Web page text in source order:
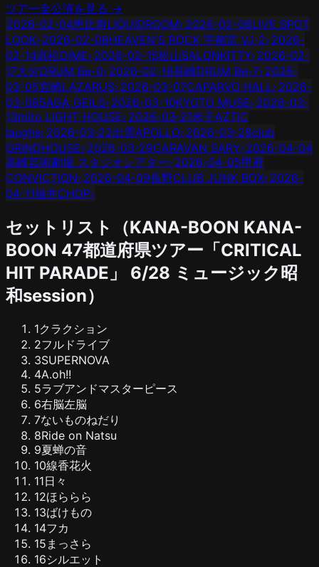
ツアー全公演を見る →
2026-02-04恵比寿LIQUIDROOM› 2026-02-06LIVE SPOT
LOOK› 2026-02-08HEAVEN'S ROCK 宇都宮 VJ-2› 2026-
02-14高松DIME› 2026-02-15松山SALONKITTY› 2026-02-
17大分DRUM Be-0› 2026-02-18長崎DRUM Be-7› 2026-
03-05宮崎LAZARUS› 2026-03-07CAPARVO HALL› 2026-
03-08SAGA GEILS› 2026-03-10KYOTO MUSE› 2026-03-
13mito LIGHT HOUSE› 2026-03-21米子AZTiC
laughs› 2026-03-22出雲APOLLO› 2026-03-28club
GRINDHOUSE› 2026-03-29CARAVAN SARY› 2026-04-04
高崎芸術劇場 スタジオシアター› 2026-04-05甲府
CONVICTION› 2026-04-09長野CLUB JUNK BOX› 2026-
04-11福井CHOP›
セットリスト（KANA-BOON KANA-
BOON 47都道府県ツアー「CRITICAL
HIT PARADE」
6/28 ミュージック昭
和session）
1クラクション
2フルドライブ
3SUPERNOVA
4A.oh!!
5ラブアンドマスターピース
6右脳左脳
7ないものねだり
8Ride on Natsu
9夏蝉の音
10線香花火
11日々
12ほららら
13ばけもの
14フカ
15 まっさら
16シルエット